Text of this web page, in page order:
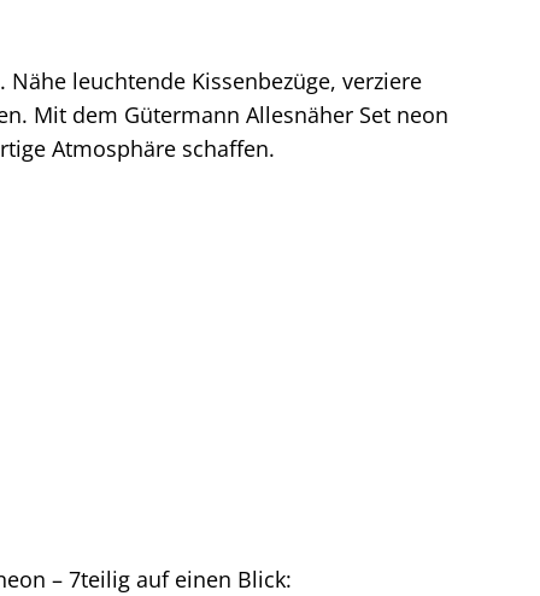
leuchtende Kissenbezüge, verziere
Mit dem Gütermann Allesnäher Set neon
Atmosphäre schaffen.
– 7teilig auf einen Blick: